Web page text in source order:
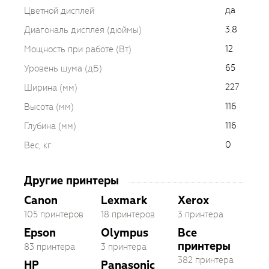
Цветной дисплей
да
Диагональ дисплея (дюймы)
3.8
Мощность при работе (Вт)
12
Уровень шума (дБ)
65
Ширина (мм)
227
Высота (мм)
116
Глубина (мм)
116
Вес, кг
0
Другие принтеры
Canon
105 принтеров
Epson
83 принтера
HP
Lexmark
18 принтеров
Olympus
3 принтера
Panasonic
Xerox
3 принтера
Все
принтеры
382 принтера